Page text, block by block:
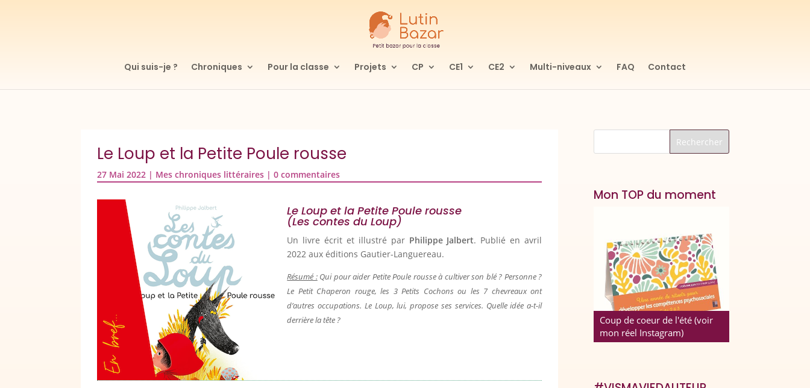
Qui suis-je ? Chroniques Pour la classe Projets CP CE1 CE2 Multi-niveaux FAQ Contact
Le Loup et la Petite Poule rousse
27 Mai 2022 | Mes chroniques littéraires |0 commentaires
Le Loup et la Petite Poule rousse
(Les contes du Loup)
Un livre écrit et illustré par Philippe Jalbert. Publié en avril
2022 aux éditions Gautier-Languereau.
Résumé :Qui pour aider Petite Poule rousse à cultiver son blé ? Personne ?
Le Petit Chaperon rouge, les 3 Petits Cochons ou les 7 chevreaux ont
d’autres occupations. Le Loup, lui, propose ses services. Quelle idée a-t-il
derrière la tête ?
Mon TOP du moment
Coup de coeur de l'été (voir
mon réel Instagram)